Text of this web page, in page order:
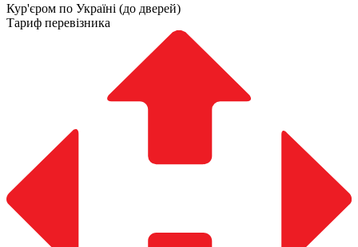
Кур'єром по Україні (до дверей)
Тариф перевізника